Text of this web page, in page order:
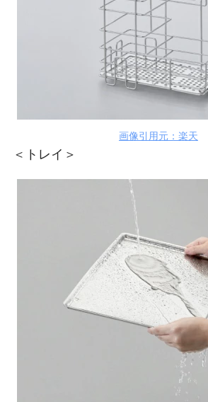
画像引用元：楽天
＜トレイ＞